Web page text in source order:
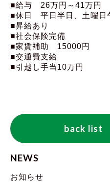
■給与 26万円～41万円
■休日 平日半日、土曜日
■昇給あり
■社会保険完備
■家賃補助 15000円
■交通費支給
■引越し手当10万円
back list
NEWS
お知らせ